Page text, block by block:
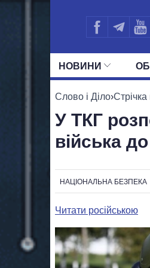
НОВИНИ
Слово і Діло›Стрічка
У ТКГ
війська
НАЦІОНАЛЬНА БЕЗПЕКА
Читати російською